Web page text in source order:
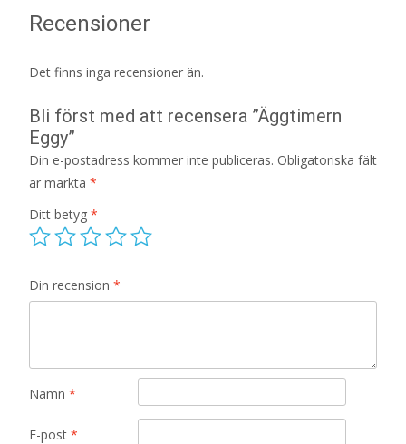
Recensioner
Det finns inga recensioner än.
Bli först med att recensera ”Äggtimern
Eggy”
Din e-postadress kommer inte publiceras. Obligatoriska fält
är märkta *
Ditt betyg *
Din recension *
Namn *
E-post *